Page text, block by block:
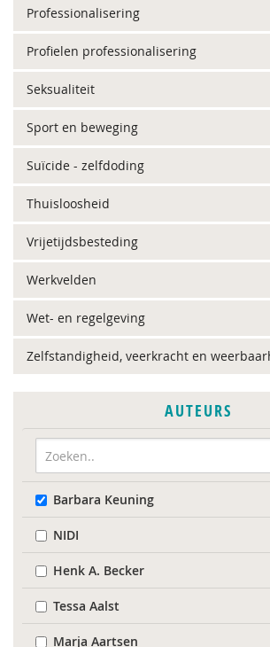
Professionalisering
Profielen professionalisering
Seksualiteit
Sport en beweging
Suïcide - zelfdoding
Thuisloosheid
Vrijetijdsbesteding
Werkvelden
Wet- en regelgeving
Zelfstandigheid, veerkracht en
AUTEURS
Barbara Keuning
NIDI
Henk A. Becker
Tessa Aalst
Marja Aartsen